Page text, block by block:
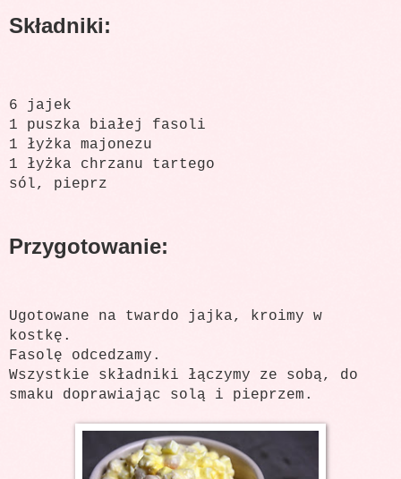
Składniki:
6 jajek
1 puszka białej fasoli
1 łyżka majonezu
1 łyżka chrzanu tartego
sól, pieprz
Przygotowanie:
Ugotowane na twardo jajka, kroimy w
kostkę.
Fasolę odcedzamy.
Wszystkie składniki łączymy ze sobą, do
smaku doprawiając solą i pieprzem.